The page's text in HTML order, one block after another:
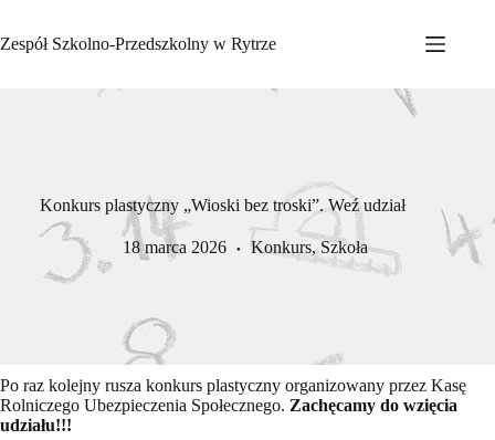
treści
Zespół Szkolno-Przedszkolny w Rytrze
Konkurs plastyczny „Wioski bez troski”. Weź udział
18 marca 2026 Konkurs,Szkoła
Po raz kolejny rusza konkurs plastyczny organizowany przez Kasę
Rolniczego Ubezpieczenia Społecznego. Zachęcamy do wzięcia
udziału!!!